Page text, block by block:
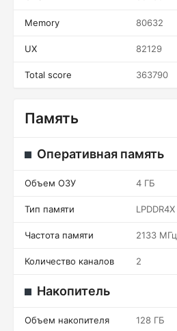
Memory 80632
UX 82129
Total score 363790
Память
Оперативная память
Объем ОЗУ 4 ГБ
Тип памяти LPDDR4X
Частота памяти 2133 МГц
Количество каналов 2
Накопитель
Объем накопителя 128 ГБ